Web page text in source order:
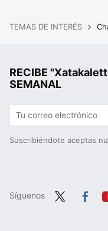
TEMAS DE INTERÉS
RECIBE
SEMANAL
Suscribiéndote aceptas
Síguenos